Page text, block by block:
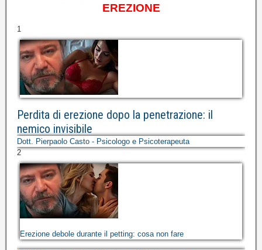
EREZIONE
1
Perdita di erezione dopo la penetrazione: il
nemico invisibile
Dott. Pierpaolo Casto - Psicologo e Psicoterapeuta
2
Erezione debole durante il petting: cosa non fare